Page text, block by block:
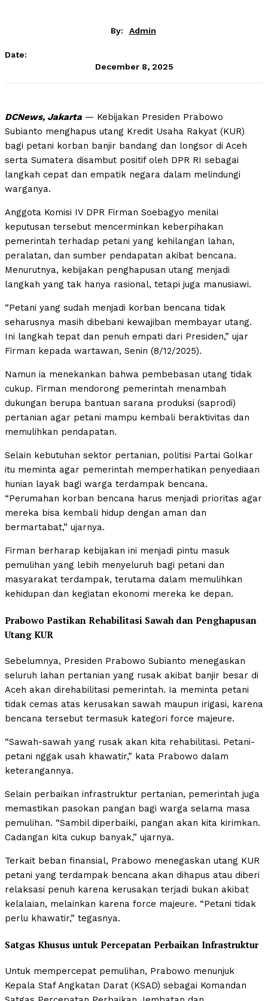
By: Admin
Date:
December 8, 2025
DCNews, Jakarta — Kebijakan Presiden Prabowo
Subianto menghapus utang Kredit Usaha Rakyat (KUR)
bagi petani korban banjir bandang dan longsor di Aceh
serta Sumatera disambut positif oleh DPR RI sebagai
langkah cepat dan empatik negara dalam melindungi
warganya.
Anggota Komisi IV DPR Firman Soebagyo menilai
keputusan tersebut mencerminkan keberpihakan
pemerintah terhadap petani yang kehilangan lahan,
peralatan, dan sumber pendapatan akibat bencana.
Menurutnya, kebijakan penghapusan utang menjadi
langkah yang tak hanya rasional, tetapi juga manusiawi.
“Petani yang sudah menjadi korban bencana tidak
seharusnya masih dibebani kewajiban membayar utang.
Ini langkah tepat dan penuh empati dari Presiden,” ujar
Firman kepada wartawan, Senin (8/12/2025).
Namun ia menekankan bahwa pembebasan utang tidak
cukup. Firman mendorong pemerintah menambah
dukungan berupa bantuan sarana produksi (saprodi)
pertanian agar petani mampu kembali beraktivitas dan
memulihkan pendapatan.
Selain kebutuhan sektor pertanian, politisi Partai Golkar
itu meminta agar pemerintah memperhatikan penyediaan
hunian layak bagi warga terdampak bencana.
“Perumahan korban bencana harus menjadi prioritas agar
mereka bisa kembali hidup dengan aman dan
bermartabat,” ujarnya.
Firman berharap kebijakan ini menjadi pintu masuk
pemulihan yang lebih menyeluruh bagi petani dan
masyarakat terdampak, terutama dalam memulihkan
kehidupan dan kegiatan ekonomi mereka ke depan.
Prabowo Pastikan Rehabilitasi Sawah dan Penghapusan
Utang KUR
Sebelumnya, Presiden Prabowo Subianto menegaskan
seluruh lahan pertanian yang rusak akibat banjir besar di
Aceh akan direhabilitasi pemerintah. Ia meminta petani
tidak cemas atas kerusakan sawah maupun irigasi, karena
bencana tersebut termasuk kategori force majeure.
“Sawah-sawah yang rusak akan kita rehabilitasi. Petani-
petani nggak usah khawatir,” kata Prabowo dalam
keterangannya.
Selain perbaikan infrastruktur pertanian, pemerintah juga
memastikan pasokan pangan bagi warga selama masa
pemulihan. “Sambil diperbaiki, pangan akan kita kirimkan.
Cadangan kita cukup banyak,” ujarnya.
Terkait beban finansial, Prabowo menegaskan utang KUR
petani yang terdampak bencana akan dihapus atau diberi
relaksasi penuh karena kerusakan terjadi bukan akibat
kelalaian, melainkan karena force majeure. “Petani tidak
perlu khawatir,” tegasnya.
Satgas Khusus untuk Percepatan Perbaikan Infrastruktur
Untuk mempercepat pemulihan, Prabowo menunjuk
Kepala Staf Angkatan Darat (KSAD) sebagai Komandan